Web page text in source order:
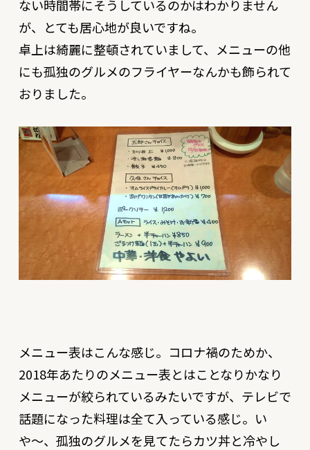
ない時間帯にそうしているのかはわかりません
が、とても居心地が良いですね。
卓上は綺麗に整頓されていまして、メニューの他
にも孤独のグルメのフライヤーなんかも飾られて
おりました。
メニュー表はこんな感じ。コロナ禍のためか、
2018年あたりのメニュー表とはことなりかなり
メニューが絞られているみたいですが、テレビで
話題になった料理は全て入っている感じ。い
や〜、孤独のグルメを見てたらカツ丼と冷やし